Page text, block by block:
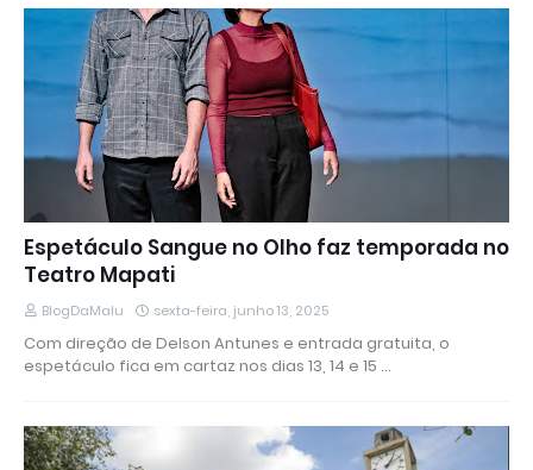
Espetáculo Sangue no Olho faz temporada no
Teatro Mapati
BlogDaMalu sexta-feira, junho 13, 2025
Com direção de Delson Antunes e entrada gratuita, o
espetáculo fica em cartaz nos dias 13, 14 e 15 …